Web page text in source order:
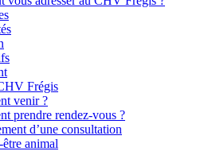
Frégis
venir ?
prendre rendez-vous ?
d’une consultation
animal